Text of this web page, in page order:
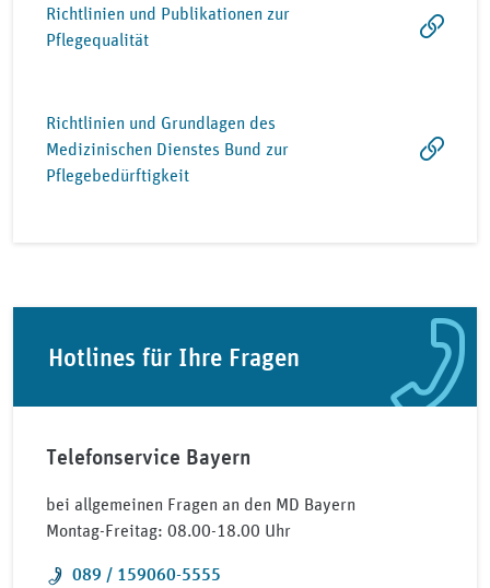
Richtlinien und Publikationen zur
Pflegequalität
Richtlinien und Grundlagen des
Medizinischen Dienstes Bund zur
Pflegebedürftigkeit
Hotlines für Ihre Fragen
Telefonservice Bayern
bei allgemeinen Fragen an den MD Bayern
Montag-Freitag: 08.00-18.00 Uhr
Telefon:
089 / 159060-5555